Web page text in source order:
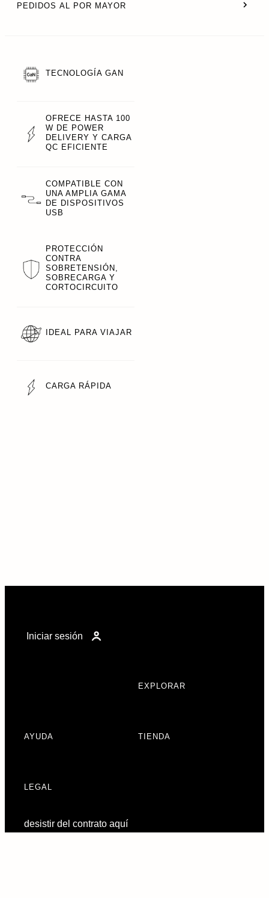
PEDIDOS AL POR MAYOR
TECNOLOGÍA GAN
OFRECE HASTA 100
W DE POWER
DELIVERY Y CARGA
QC EFICIENTE
COMPATIBLE CON
UNA AMPLIA GAMA
DE DISPOSITIVOS
USB
PROTECCIÓN
CONTRA
SOBRETENSIÓN,
SOBRECARGA Y
CORTOCIRCUITO
IDEAL PARA VIAJAR
CARGA RÁPIDA
Iniciar sesión
EXPLORAR
AYUDA TIENDA
LEGAL
desistir del contrato aquí